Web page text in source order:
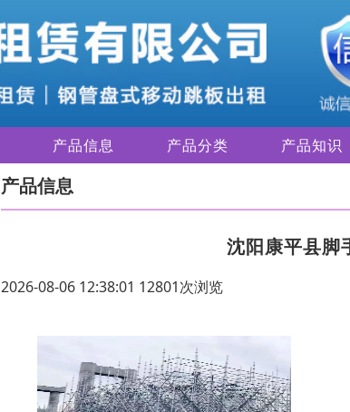
产品信息 产品分类 产品知识
产品信息
沈阳康平县脚
2026-08-06 12:38:01 12801次浏览